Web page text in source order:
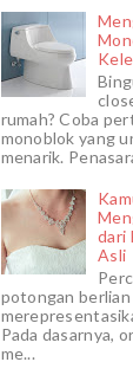
rumah? Coba
monoblok yang
menarik.
dari
Asli
potongan
Pada dasarnya,
me...